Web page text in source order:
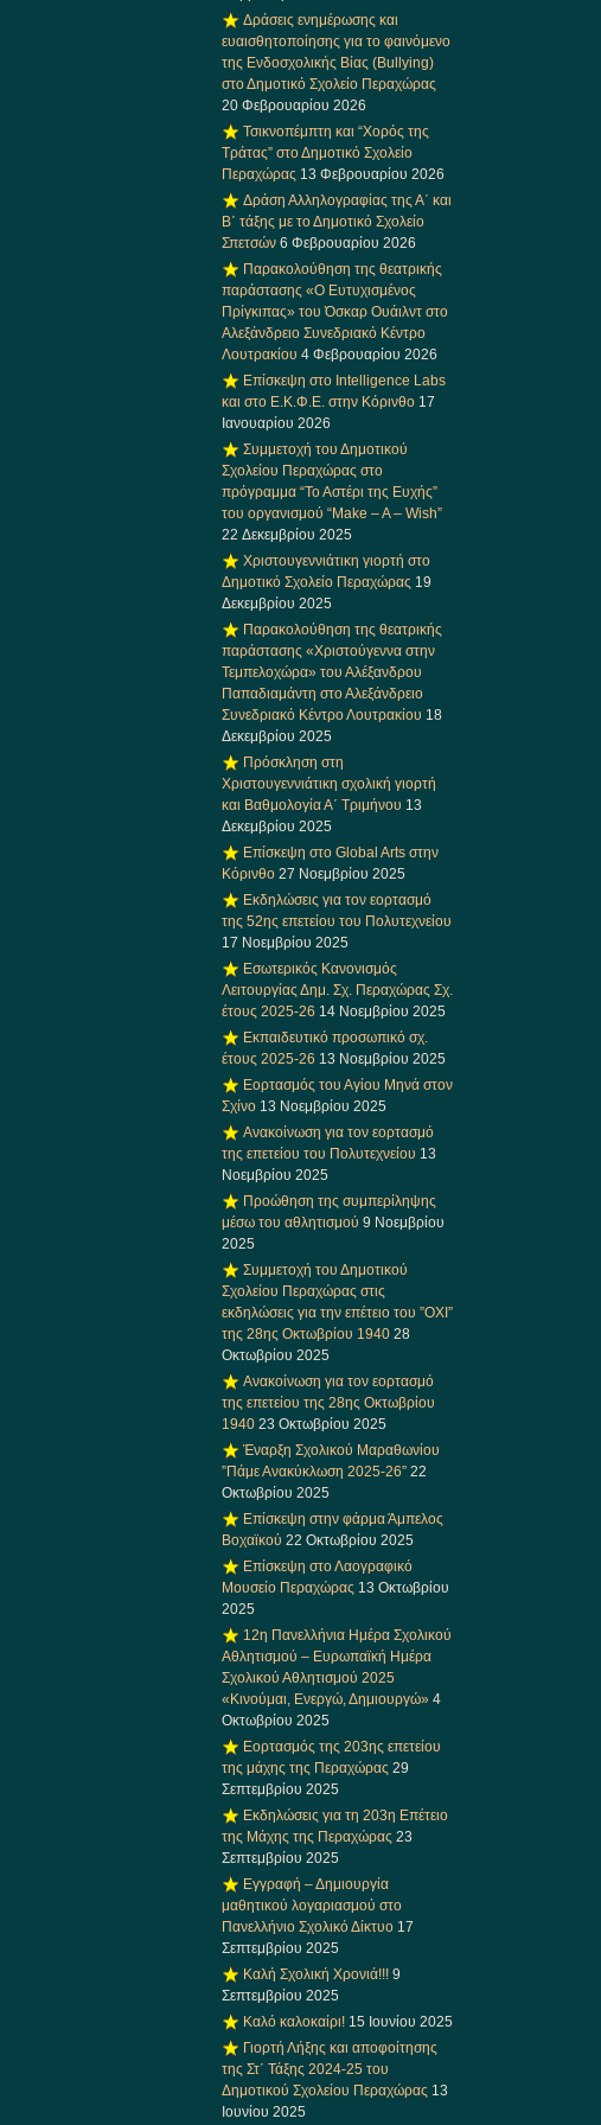
Δράσεις ενημέρωσης και
ευαισθητοποίησης για το φαινόμενο
της Ενδοσχολικής Βίας (Bullying)
στο Δημοτικό Σχολείο Περαχώρας
20 Φεβρουαρίου 2026
Τσικνοπέμπτη και “Χορός της
Τράτας” στο Δημοτικό Σχολείο
Περαχώρας 13 Φεβρουαρίου 2026
Δράση Αλληλογραφίας της Α΄ και
Β΄ τάξης με το Δημοτικό Σχολείο
Σπετσών 6 Φεβρουαρίου 2026
Παρακολούθηση της θεατρικής
παράστασης «Ο Ευτυχισμένος
Πρίγκιπας» του Όσκαρ Ουάιλντ στο
Αλεξάνδρειο Συνεδριακό Κέντρο
Λουτρακίου 4 Φεβρουαρίου 2026
Επίσκεψη στο Intelligence Labs
και στο Ε.Κ.Φ.Ε. στην Κόρινθο 17
Ιανουαρίου 2026
Συμμετοχή του Δημοτικού
Σχολείου Περαχώρας στο
πρόγραμμα “Το Αστέρι της Ευχής”
του οργανισμού “Make – A – Wish”
22 Δεκεμβρίου 2025
Χριστουγεννιάτικη γιορτή στο
Δημοτικό Σχολείο Περαχώρας 19
Δεκεμβρίου 2025
Παρακολούθηση της θεατρικής
παράστασης «Χριστούγεννα στην
Τεμπελοχώρα» του Αλέξανδρου
Παπαδιαμάντη στο Αλεξάνδρειο
Συνεδριακό Κέντρο Λουτρακίου 18
Δεκεμβρίου 2025
Πρόσκληση στη
Χριστουγεννιάτικη σχολική γιορτή
και Βαθμολογία Α΄ Τριμήνου 13
Δεκεμβρίου 2025
Επίσκεψη στο Global Arts στην
Κόρινθο 27 Νοεμβρίου 2025
Εκδηλώσεις για τον εορτασμό
της 52ης επετείου του Πολυτεχνείου
17 Νοεμβρίου 2025
Εσωτερικός Κανονισμός
Λειτουργίας Δημ. Σχ. Περαχώρας Σχ.
έτους 2025-26 14 Νοεμβρίου 2025
Εκπαιδευτικό προσωπικό σχ.
έτους 2025-26 13 Νοεμβρίου 2025
Εορτασμός του Αγίου Μηνά στον
Σχίνο 13 Νοεμβρίου 2025
Ανακοίνωση για τον εορτασμό
της επετείου του Πολυτεχνείου 13
Νοεμβρίου 2025
Προώθηση της συμπερίληψης
μέσω του αθλητισμού 9 Νοεμβρίου
2025
Συμμετοχή του Δημοτικού
Σχολείου Περαχώρας στις
εκδηλώσεις για την επέτειο του ”ΟΧΙ”
της 28ης Οκτωβρίου 1940 28
Οκτωβρίου 2025
Ανακοίνωση για τον εορτασμό
της επετείου της 28ης Οκτωβρίου
1940 23 Οκτωβρίου 2025
Έναρξη Σχολικού Μαραθωνίου
”Πάμε Ανακύκλωση 2025-26” 22
Οκτωβρίου 2025
Επίσκεψη στην φάρμα Άμπελος
Βοχαϊκού 22 Οκτωβρίου 2025
Επίσκεψη στο Λαογραφικό
Μουσείο Περαχώρας 13 Οκτωβρίου
2025
12η Πανελλήνια Ημέρα Σχολικού
Αθλητισμού – Ευρωπαϊκή Ημέρα
Σχολικού Αθλητισμού 2025
«Κινούμαι, Ενεργώ, Δημιουργώ» 4
Οκτωβρίου 2025
Εορτασμός της 203ης επετείου
της μάχης της Περαχώρας 29
Σεπτεμβρίου 2025
Εκδηλώσεις για τη 203η Επέτειο
της Μάχης της Περαχώρας 23
Σεπτεμβρίου 2025
Εγγραφή – Δημιουργία
μαθητικού λογαριασμού στο
Πανελλήνιο Σχολικό Δίκτυο 17
Σεπτεμβρίου 2025
Καλή Σχολική Χρονιά!!! 9
Σεπτεμβρίου 2025
Καλό καλοκαίρι! 15 Ιουνίου 2025
Γιορτή Λήξης και αποφοίτησης
της Στ΄ Τάξης 2024-25 του
Δημοτικού Σχολείου Περαχώρας 13
Ιουνίου 2025